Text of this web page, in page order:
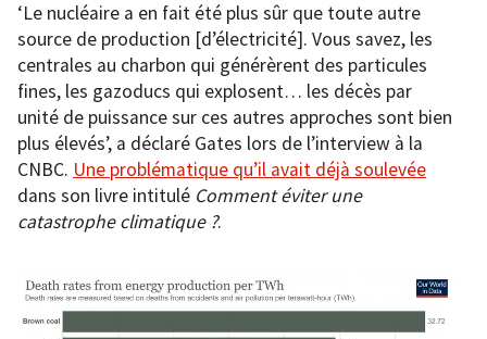
‘Le nucléaire a en fait été plus sûr que toute autre
source de production [d’électricité]. Vous savez, les
centrales au charbon qui générèrent des particules
fines, les gazoducs qui explosent… les décès par
unité de puissance sur ces autres approches sont bien
plus élevés’, a déclaré Gates lors de l’interview à la
CNBC. Une problématique qu’il avait déjà soulevée
dans son livre intitulé Comment éviter une
catastrophe climatique ?.